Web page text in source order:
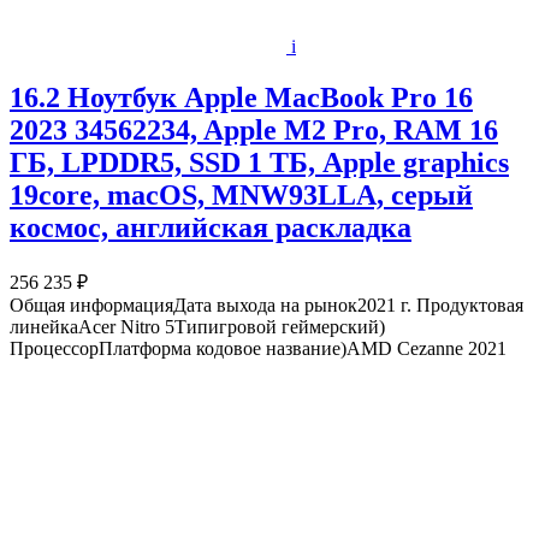
i
16.2 Ноутбук Apple MacBook Pro 16
2023 34562234, Apple M2 Pro, RAM 16
ГБ, LPDDR5, SSD 1 ТБ, Apple graphics
19core, macOS, MNW93LLA, серый
космос, английская раскладка
256 235 ₽
Общая информацияДата выхода на рынок2021 г. Продуктовая
линейкаAcer Nitro 5Типигровой геймерский)
ПроцессорПлатформа кодовое название)AMD Cezanne 2021